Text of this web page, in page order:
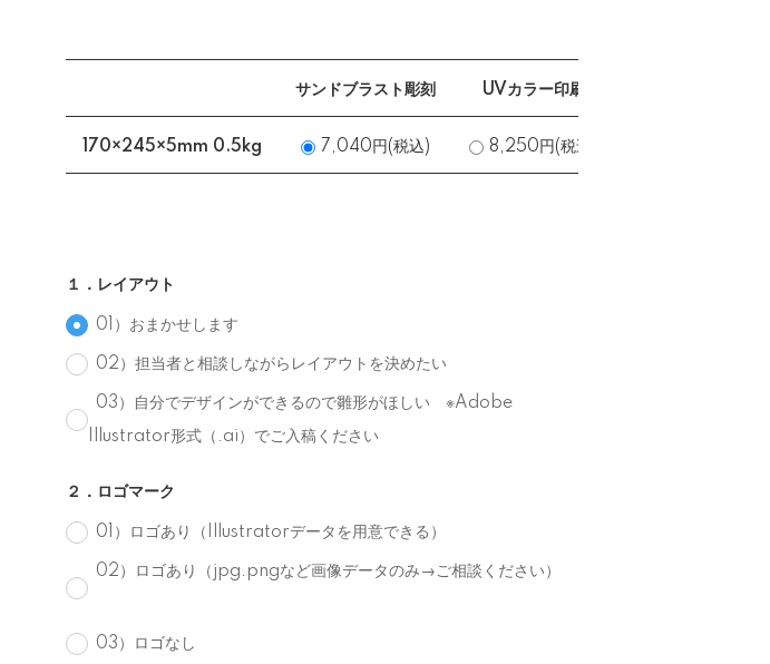
サンドブラスト彫刻 UVカラー印刷
170×245×5mm 0.5kg 7,040円(税込) 8,250円(税込)
１．レイアウト
01）おまかせします
02）担当者と相談しながらレイアウトを決めたい
03）自分でデザインができるので雛形がほしい ※Adobe
Illustrator形式（.ai）でご入稿ください
２．ロゴマーク
01）ロゴあり（Illustratorデータを用意できる）
02）ロゴあり（jpg.pngなど画像データのみ→ご相談ください）
03）ロゴなし